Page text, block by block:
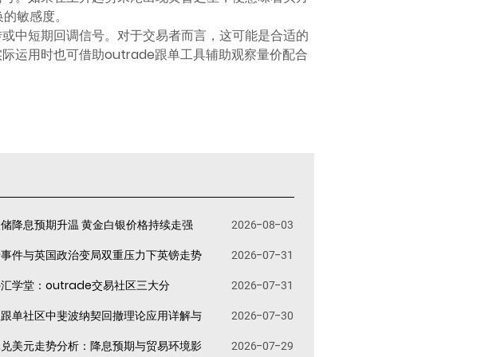
敏感度。
中短期回调信号。对于交易者而言，这可能是合适的
运用时也可借助outrade跟单工具辅助观察量价配合
降息预期升温 黄金白银价格持续走强
2026-08-03
件与英国政治变局双重压力下英镑走势
2026-07-31
学堂：outrade交易社区三大分
2026-07-31
单社区中斐波纳契回撤理论应用详解与
2026-07-30
美元走势分析：降息预期与贸易环境影 2026-07-29